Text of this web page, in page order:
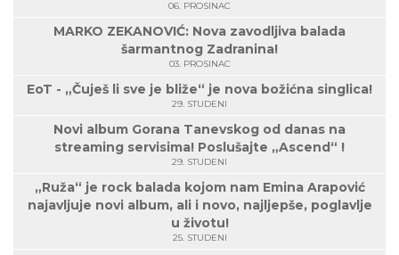
06. PROSINAC
MARKO ZEKANOVIĆ: Nova zavodljiva balada
šarmantnog Zadranina!
03. PROSINAC
EoT - „Čuješ li sve je bliže“ je nova božićna singlica!
29. STUDENI
Novi album Gorana Tanevskog od danas na
streaming servisima! Poslušajte „Ascend“ !
29. STUDENI
„Ruža“ je rock balada kojom nam Emina Arapović
najavljuje novi album, ali i novo, najljepše, poglavlje
u životu!
25. STUDENI